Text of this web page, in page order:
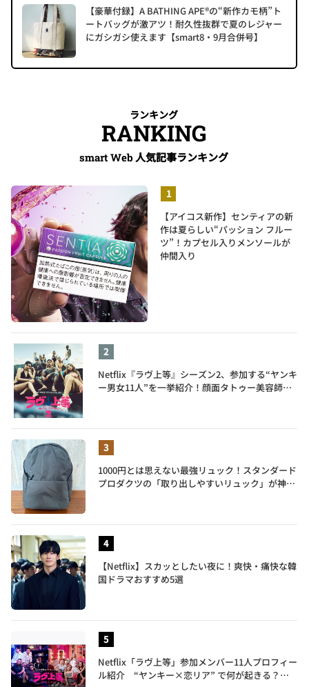
【豪華付録】A BATHING APE®の“新作カモ柄”ト
ートバッグが激アツ！耐久性抜群で夏のレジャー
にガシガシ使えます【smart8・9月合併号】
ランキング
RANKING
smart Web 人気記事ランキング
【アイコス新作】センティアの新
作は夏らしい“パッション フルー
ツ”！カプセル入りメンソールが
仲間入り
Netflix『ラヴ上等』シーズン2、参加する“ヤンキ
ー男女11人”を一挙紹介！顔面タトゥー美容師、
1000円とは思えない最強リュック！スタンダード
プロダクツの「取り出しやすいリュック」が神す
【Netflix】スカッとしたい夜に！爽快・痛快な韓
国ドラマおすすめ5選
Netflix「ラヴ上等」参加メンバー11人プロフィー
ル紹介 “ヤンキー×恋リア” で何が起きる？地